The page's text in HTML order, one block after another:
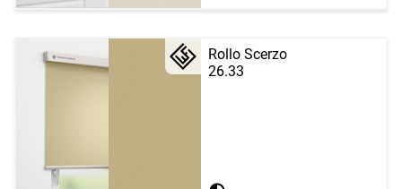
Rollo Scerzo
26.33